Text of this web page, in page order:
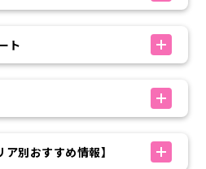
ト
別おすすめ情報】